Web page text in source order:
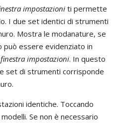
impostazioni ti permette
I due set identici di strumenti
Mostra le modanature, se
può essere evidenziato in
finestra impostazioni. In questo
set di strumenti corrisponde
identiche. Toccando
Se non è necessario